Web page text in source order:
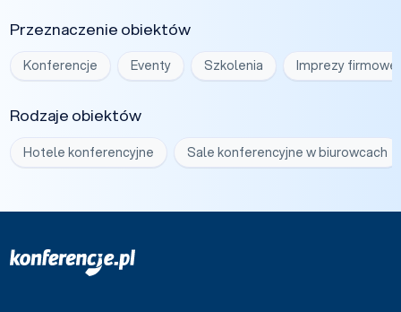
Przeznaczenie obiektów
Konferencje Eventy Szkolenia Imprezy firmowe
Rodzaje obiektów
Hotele konferencyjne Sale konferencyjne w biurowcach